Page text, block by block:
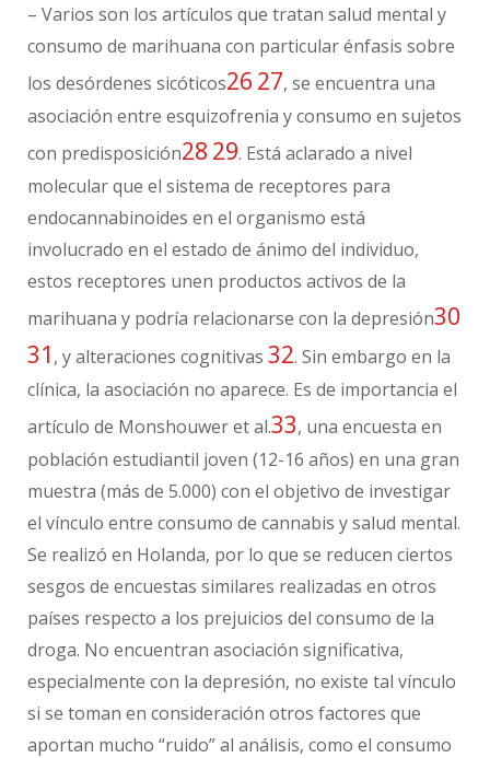
– Varios son los artículos que tratan salud mental y
consumo de marihuana con particular énfasis sobre
los desórdenes sicóticos26 27, se encuentra una
asociación entre esquizofrenia y consumo en sujetos
con predisposición28 29. Está aclarado a nivel
molecular que el sistema de receptores para
endocannabinoides en el organismo está
involucrado en el estado de ánimo del individuo,
estos receptores unen productos activos de la
marihuana y podría relacionarse con la depresión30
31 , y alteraciones cognitivas 32. Sin embargo en la
clínica, la asociación no aparece. Es de importancia el
artículo de Monshouwer et al.33, una encuesta en
población estudiantil joven (12-16 años) en una gran
muestra (más de 5.000) con el objetivo de investigar
el vínculo entre consumo de cannabis y salud mental.
Se realizó en Holanda, por lo que se reducen ciertos
sesgos de encuestas similares realizadas en otros
países respecto a los prejuicios del consumo de la
droga. No encuentran asociación significativa,
especialmente con la depresión, no existe tal vínculo
si se toman en consideración otros factores que
aportan mucho “ruido” al análisis, como el consumo